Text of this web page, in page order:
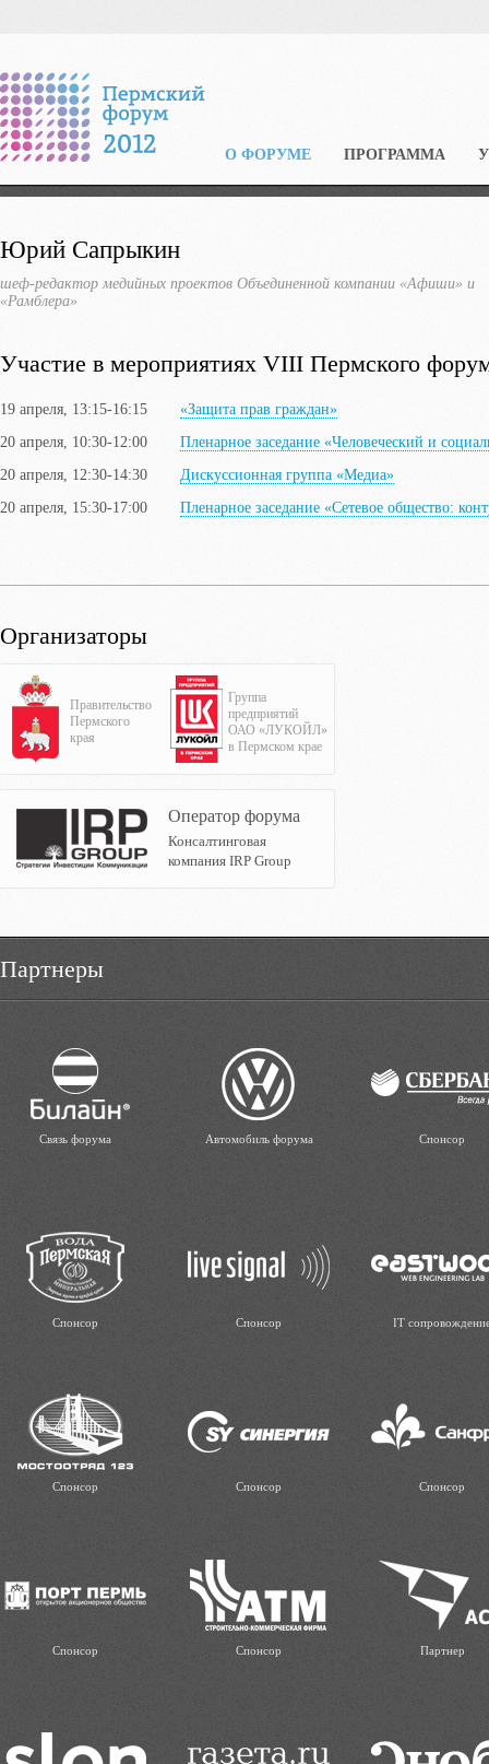
О ФОРУМЕ ПРОГРАММА
Юрий Сапрыкин
шеф-редактор медийных проектов Объединенной компании «Афиши» и
«Рамблера»
Участие в мероприятиях VIII Пермского
19 апреля, 13:15-16:15
«Защита прав граждан»
20 апреля, 10:30-12:00
Пленарное заседание «Человеческий и
20 апреля, 12:30-14:30
Дискуссионная группа «Медиа»
20 апреля, 15:30-17:00
Пленарное заседание «Сетевое общество:
Организаторы
Правительство
Пермского
края
Группа
предприятий
ОАО «ЛУКОЙЛ»
в Пермском крае
Оператор форума
Консалтинговая
компания IRP Group
Партнеры
Связь форума Автомобиль форума Спонсор
Спонсор Спонсор IT
Спонсор Спонсор Спонсор
Спонсор Спонсор Партнер